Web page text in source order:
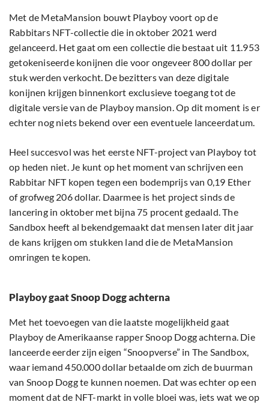
Met de MetaMansion bouwt Playboy voort op de
Rabbitars NFT-collectie die in oktober 2021 werd
gelanceerd. Het gaat om een collectie die bestaat uit 11.953
getokeniseerde konijnen die voor ongeveer 800 dollar per
stuk werden verkocht. De bezitters van deze digitale
konijnen krijgen binnenkort exclusieve toegang tot de
digitale versie van de Playboy mansion. Op dit moment is er
echter nog niets bekend over een eventuele lanceerdatum.
Heel succesvol was het eerste NFT-project van Playboy tot
op heden niet. Je kunt op het moment van schrijven een
Rabbitar NFT kopen tegen een bodemprijs van 0,19 Ether
of grofweg 206 dollar. Daarmee is het project sinds de
lancering in oktober met bijna 75 procent gedaald. The
Sandbox heeft al bekendgemaakt dat mensen later dit jaar
de kans krijgen om stukken land die de MetaMansion
omringen te kopen.
Playboy gaat Snoop Dogg achterna
Met het toevoegen van die laatste mogelijkheid gaat
Playboy de Amerikaanse rapper Snoop Dogg achterna. Die
lanceerde eerder zijn eigen “Snoopverse” in The Sandbox,
waar iemand 450.000 dollar betaalde om zich de buurman
van Snoop Dogg te kunnen noemen. Dat was echter op een
moment dat de NFT-markt in volle bloei was, iets wat we op